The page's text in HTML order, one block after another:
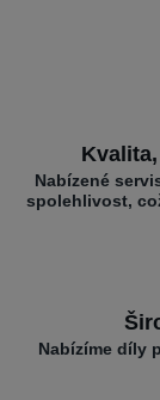
Nabízené
spolehlivost,
Nabízíme díly